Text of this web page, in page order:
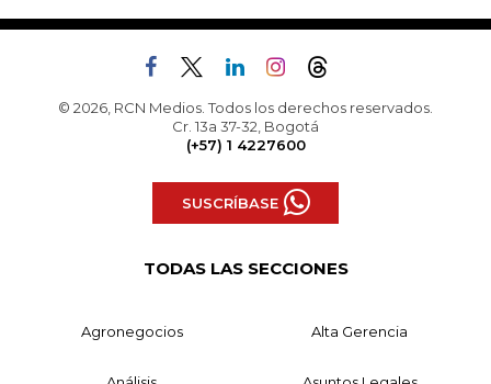
© 2026, RCN Medios. Todos los derechos reservados.
Cr. 13a 37-32, Bogotá
(+57) 1 4227600
SUSCRÍBASE
TODAS LAS SECCIONES
Agronegocios Alta Gerencia